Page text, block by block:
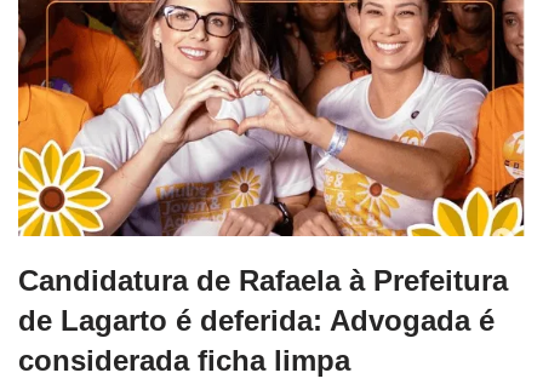
Candidatura de Rafaela à Prefeitura
de Lagarto é deferida: Advogada é
considerada ficha limpa